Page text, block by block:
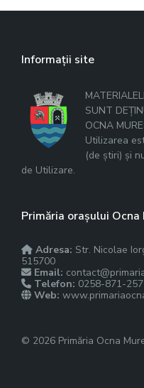
Informații site
SUNT
OCNA
Utilizarea
(de știri) și
de Utilizare.
Primăria orașului Ocna
Adresa: Str. Nicolae
515700
Email:
Telefon: 0258-871-
Web:
© 2026 Primăria Ocna